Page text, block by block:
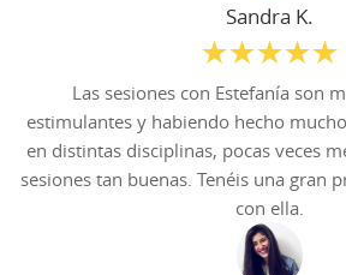
Sandra K.
Las sesiones con Estefanía son
estimulantes y habiendo hecho
en distintas disciplinas, pocas veces
sesiones tan buenas. Tenéis una gran
con ella.